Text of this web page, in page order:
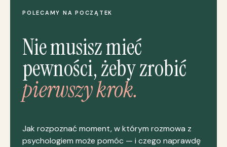
POLECAMY NA POCZĄTEK
Nie musisz mieć
pewności, żeby zrobić
pierwszy krok.
Jak rozpoznać moment, w którym rozmowa z
psychologiem może pomóc — i czego naprawdę